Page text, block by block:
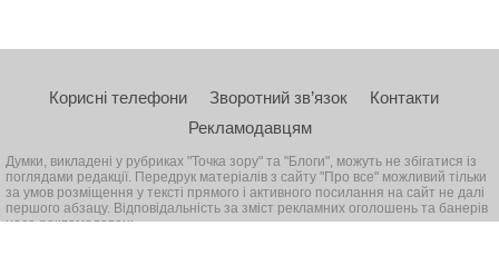
Корисні телефони Зворотний зв’язок
Контакти
Рекламодавцям
Думки, викладені у рубриках "Точка зору" та "Блоги", можуть не збігатися із
поглядами редакції. Передрук матеріалів з сайту "Про все" можливий тільки
за умов розміщення у тексті прямого і активного посилання на сайт не далі
першого абзацу. Відповідальність за зміст рекламних оголошень та банерів
несе рекламодавець